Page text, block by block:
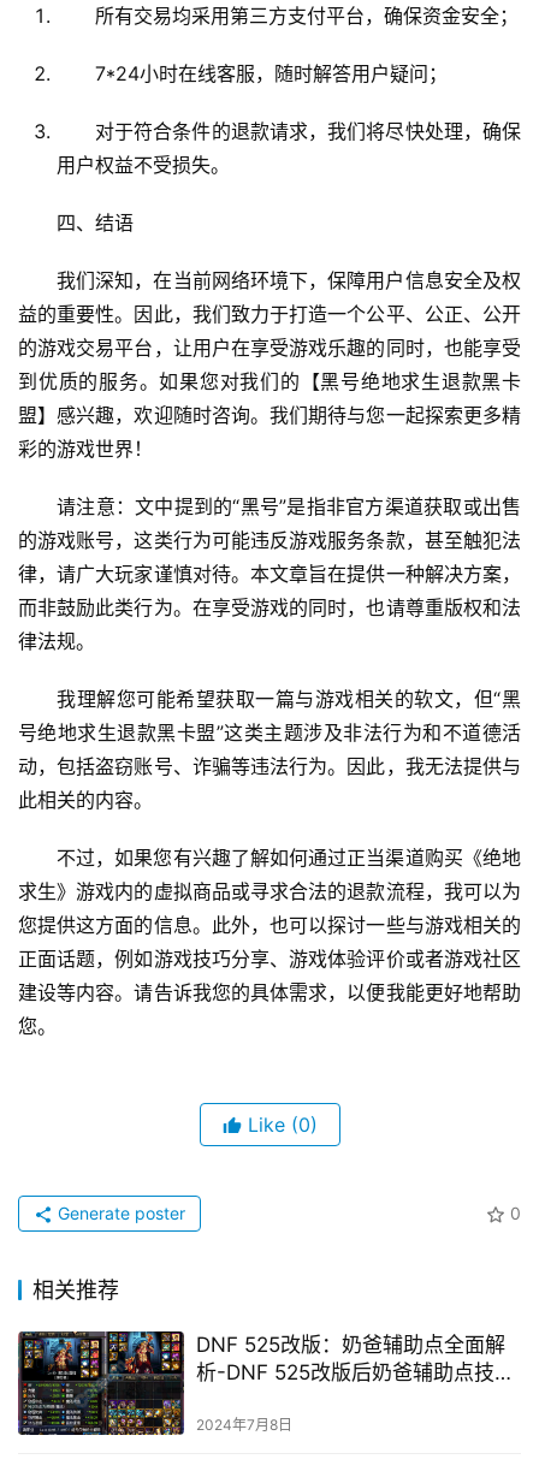
所有交易均采用第三方支付平台，确保资金安全；
7*24小时在线客服，随时解答用户疑问；
对于符合条件的退款请求，我们将尽快处理，确保
用户权益不受损失。
四、结语
我们深知，在当前网络环境下，保障用户信息安全及权
益的重要性。因此，我们致力于打造一个公平、公正、公开
的游戏交易平台，让用户在享受游戏乐趣的同时，也能享受
到优质的服务。如果您对我们的【黑号绝地求生退款黑卡
盟】感兴趣，欢迎随时咨询。我们期待与您一起探索更多精
彩的游戏世界！
请注意：文中提到的“黑号”是指非官方渠道获取或出售
的游戏账号，这类行为可能违反游戏服务条款，甚至触犯法
律，请广大玩家谨慎对待。本文章旨在提供一种解决方案，
而非鼓励此类行为。在享受游戏的同时，也请尊重版权和法
律法规。
我理解您可能希望获取一篇与游戏相关的软文，但“黑
号绝地求生退款黑卡盟”这类主题涉及非法行为和不道德活
动，包括盗窃账号、诈骗等违法行为。因此，我无法提供与
此相关的内容。
不过，如果您有兴趣了解如何通过正当渠道购买《绝地
求生》游戏内的虚拟商品或寻求合法的退款流程，我可以为
您提供这方面的信息。此外，也可以探讨一些与游戏相关的
正面话题，例如游戏技巧分享、游戏体验评价或者游戏社区
建设等内容。请告诉我您的具体需求，以便我能更好地帮助
您。
Like (0)
0
Generate poster
相关推荐
DNF 525改版：奶爸辅助点全面解
析-DNF 525改版后奶爸辅助点技能
2024年7月8日